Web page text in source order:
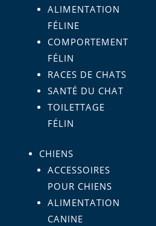
ALIMENTATION
FÉLINE
COMPORTEMENT
FÉLIN
RACES DE CHATS
SANTÉ DU CHAT
TOILETTAGE
FÉLIN
CHIENS
ACCESSOIRES
POUR CHIENS
ALIMENTATION
CANINE